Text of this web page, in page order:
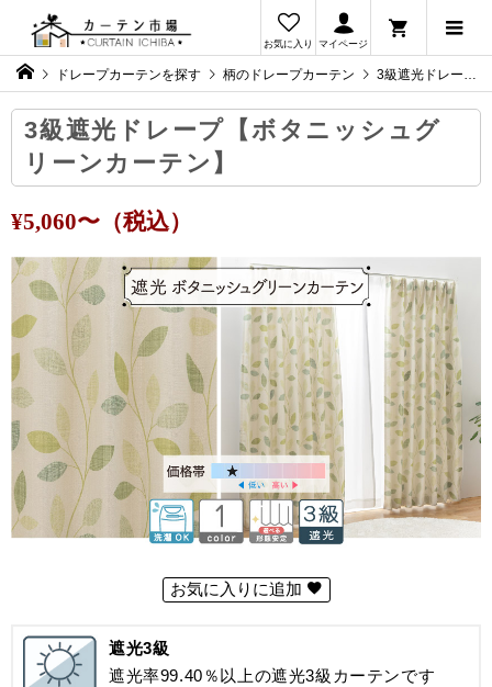
お気に入り マイページ
ドレープカーテンを探す 柄のドレープカーテン 3級遮光ドレープ【ボタニッシュグリーンカーテン】
3級遮光ドレープ【ボタニッシュグ
リーンカーテン】
¥5,060〜（税込）
お気に入りに追加
遮光3級
遮光率99.40％以上の遮光3級カーテンです